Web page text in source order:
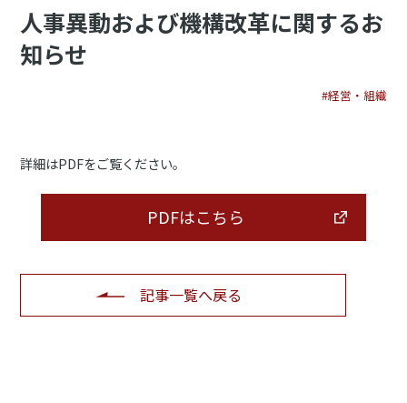
人事異動および機構改革に関するお
知らせ
#経営・組織
詳細はPDFをご覧ください。
PDFはこちら
記事一覧へ戻る